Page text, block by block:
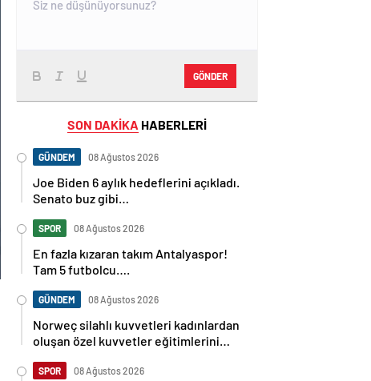
GÖNDER
SON DAKİKA HABERLERİ
GÜNDEM 08 Ağustos 2026
Joe Biden 6 aylık hedeflerini açıkladı.
Senato buz gibi…
SPOR 08 Ağustos 2026
En fazla kızaran takım Antalyaspor!
Tam 5 futbolcu….
GÜNDEM 08 Ağustos 2026
Norweç silahlı kuvvetleri kadınlardan
oluşan özel kuvvetler eğitimlerini
SPOR 08 Ağustos 2026